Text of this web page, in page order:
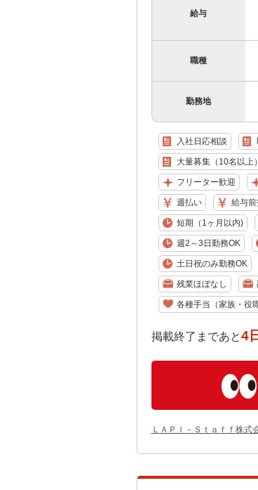
給与
職種
勤務地
入社日応相談
大量募集（10名以上）
フリーター歓迎
週払い 給与
短期（1ヶ月以内)
週2～3日勤務OK
土日祝のみ勤務OK
残業ほぼなし
各種手当（家族・役
掲載終了まであと4
ＬＡＰＩ－Ｓｔａｆｆ株式